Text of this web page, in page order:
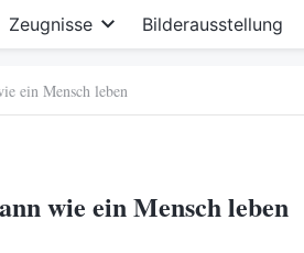
Zeugnisse Bilderausstellung
ein Mensch leben
wie ein Mensch leben